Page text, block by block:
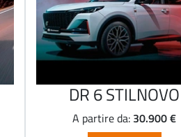
DR 6 STILNOVO
A partire da: 30.900 €